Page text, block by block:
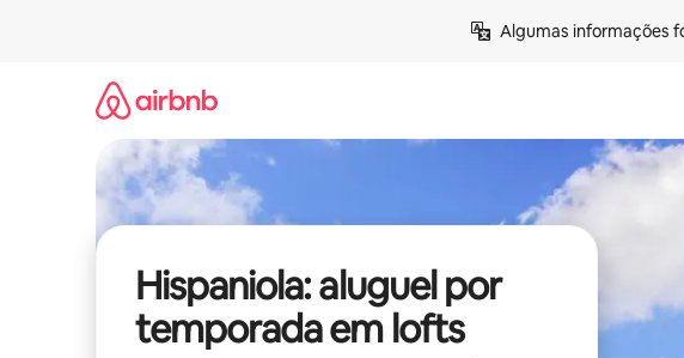
Algumas informações
Hispaniola: aluguel por
temporada em lofts